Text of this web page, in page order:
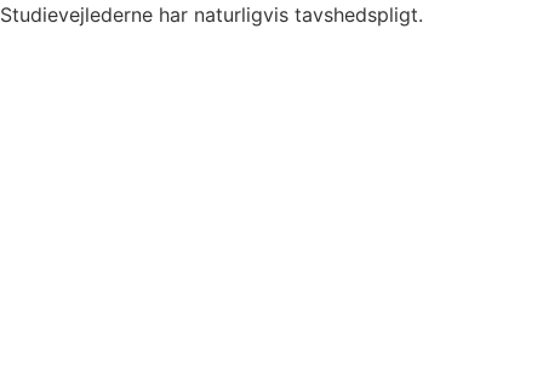
Studievejlederne har naturligvis tavshedspligt.